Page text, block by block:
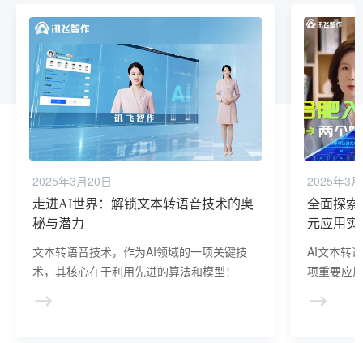
2025年3月20日
走进AI世界：解锁文本转语音技术的奥
秘与潜力
文本转语音技术，作为AI领域的一项关键技
术，其核心在于利用先进的算法和模型！
2025年3
全面探索
元应用实
AI文本转
项重要应